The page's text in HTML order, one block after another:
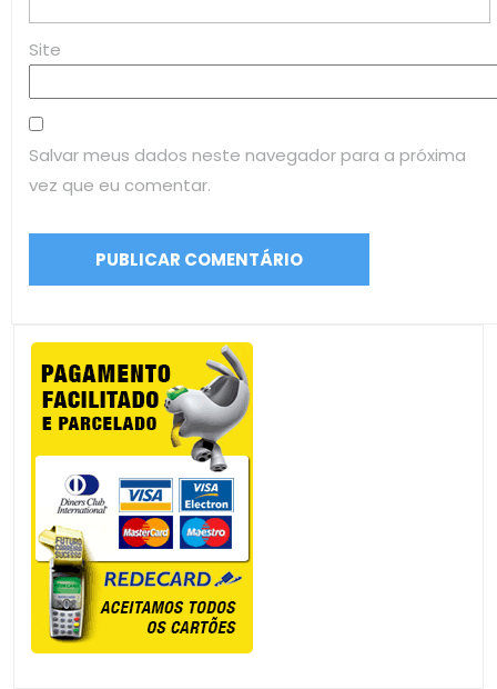
Site
Salvar meus dados neste navegador para a próxima
vez que eu comentar.